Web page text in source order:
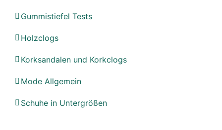
Gummistiefel Tests
Holzclogs
Korksandalen und Korkclogs
Mode Allgemein
Schuhe in Untergrößen